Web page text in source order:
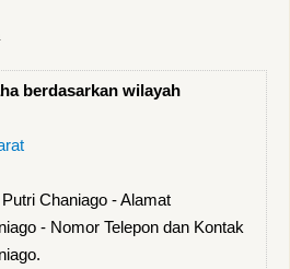
berdasarkan wilayah
Chaniago - Alamat
- Nomor Telepon dan Kontak